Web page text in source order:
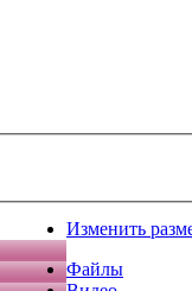
Изменить
Файлы